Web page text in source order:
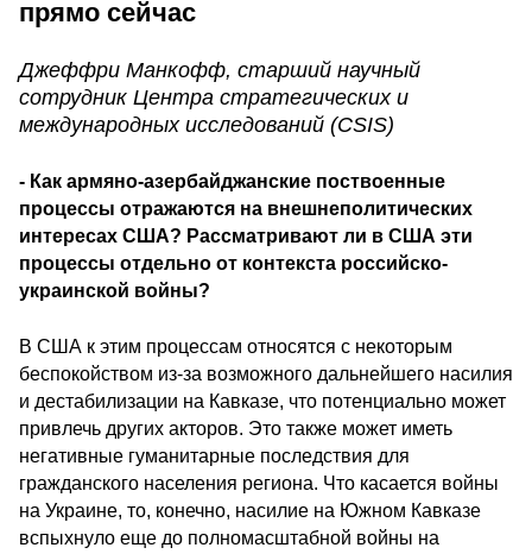
прямо сейчас
Джеффри Манкофф, старший научный
сотрудник Центра стратегических и
международных исследований (CSIS)
- Как армяно-азербайджанские поствоенные
процессы отражаются на внешнеполитических
интересах США? Рассматривают ли в США эти
процессы отдельно от контекста российско-
украинской войны?
В США к этим процессам относятся с некоторым
беспокойством из-за возможного дальнейшего насилия
и дестабилизации на Кавказе, что потенциально может
привлечь других акторов. Это также может иметь
негативные гуманитарные последствия для
гражданского населения региона. Что касается войны
на Украине, то, конечно, насилие на Южном Кавказе
вспыхнуло еще до полномасштабной войны на